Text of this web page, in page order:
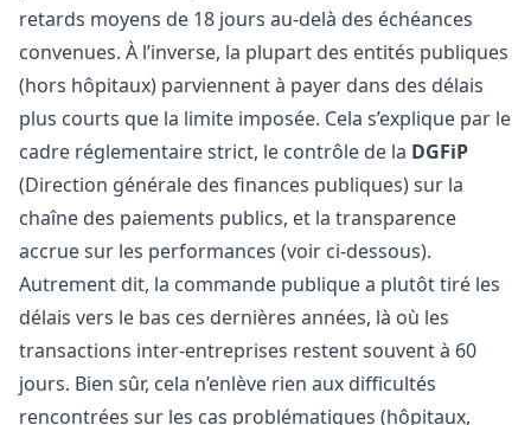
retards moyens de 18 jours au-delà des échéances
convenues. À l’inverse, la plupart des entités publiques
(hors hôpitaux) parviennent à payer dans des délais
plus courts que la limite imposée. Cela s’explique par le
cadre réglementaire strict, le contrôle de la DGFiP
(Direction générale des finances publiques) sur la
chaîne des paiements publics, et la transparence
accrue sur les performances (voir ci-dessous).
Autrement dit, la commande publique a plutôt tiré les
délais vers le bas ces dernières années, là où les
transactions inter-entreprises restent souvent à 60
jours. Bien sûr, cela n’enlève rien aux difficultés
rencontrées sur les cas problématiques (hôpitaux,